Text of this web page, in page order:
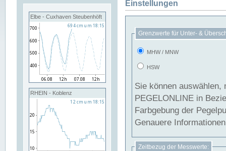
Elbe - Cuxhaven Steubenhöft
RHEIN - Koblenz
Einstellungen
Grenzwerte für Unter- &
MHW / MNW
HSW
Sie können
PEGELONLINE in Beziehung
Farbgebung der
Genauere
Zeitbezug der Messwerte: